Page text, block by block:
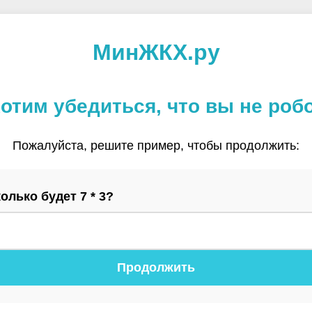
МинЖКХ.ру
убедиться, что вы не
Пожалуйста, решите пример, чтобы продолжить:
будет 7 * 3?
Продолжить